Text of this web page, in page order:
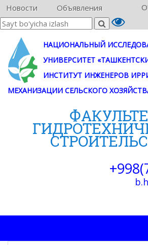
Новости Объявления
НАЦИОНАЛЬНЫЙ
УНИВЕРСИТЕТ
ИНСТИТУТ ИНЖЕНЕРОВ
МЕХАНИЗАЦИИ СЕЛЬСКОГО